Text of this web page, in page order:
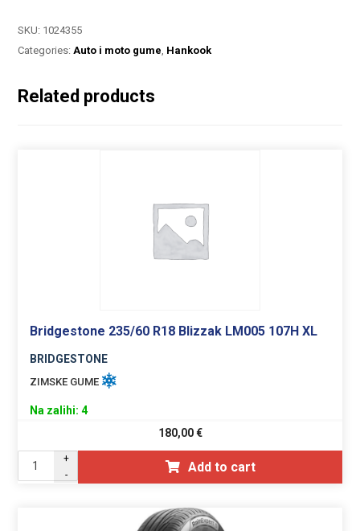
SKU: 1024355
Categories:Auto i moto gume, Hankook
Related products
Bridgestone 235/60 R18 Blizzak LM005 107H XL
BRIDGESTONE
ZIMSKE GUME
Na zalihi: 4
180,00€
+
-
Add to cart